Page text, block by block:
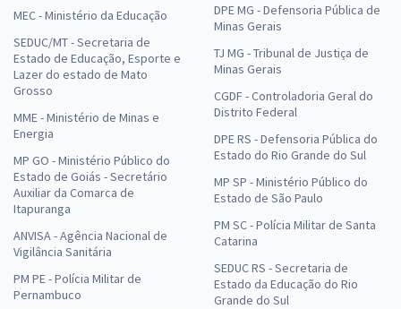
MEC - Ministério da Educação
SEDUC/MT - Secretaria de
Estado de Educação, Esporte e
Lazer do estado de Mato
Grosso
MME - Ministério de Minas e
Energia
MP GO - Ministério Público do
Estado de Goiás - Secretário
Auxiliar da Comarca de
Itapuranga
ANVISA - Agência Nacional de
Vigilância Sanitária
PM PE - Polícia Militar de
Pernambuco
DPE MG - Defensoria Pública de
Minas Gerais
TJ MG - Tribunal de Justiça de
Minas Gerais
CGDF - Controladoria Geral do
Distrito Federal
DPE RS - Defensoria Pública do
Estado do Rio Grande do Sul
MP SP - Ministério Público do
Estado de São Paulo
PM SC - Polícia Militar de Santa
Catarina
SEDUC RS - Secretaria de
Estado da Educação do Rio
Grande do Sul